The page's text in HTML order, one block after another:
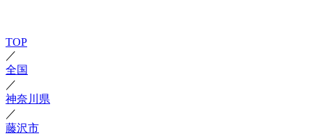
TOP
／
全国
／
神奈川県
／
藤沢市